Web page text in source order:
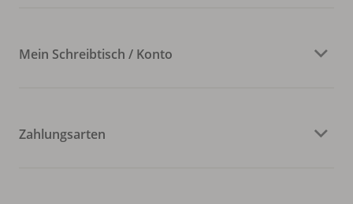
Mein Schreibtisch / Konto
Zahlungsarten